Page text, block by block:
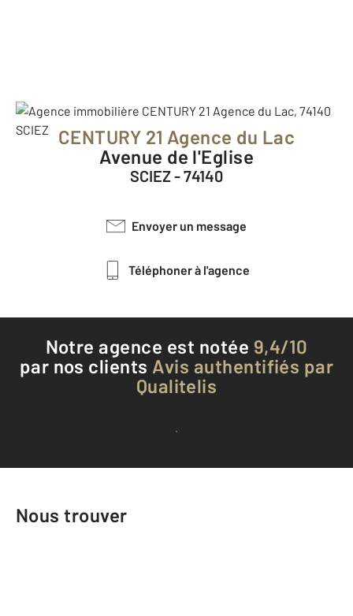
CENTURY 21 Agence du Lac
Avenue de l'Eglise
SCIEZ - 74140
Envoyer un message
Téléphoner à l'agence
Notre agence est notée 9,4/10
par nos clients Avis authentifiés par
Qualitelis
Voir tous les avis clients
Nous trouver